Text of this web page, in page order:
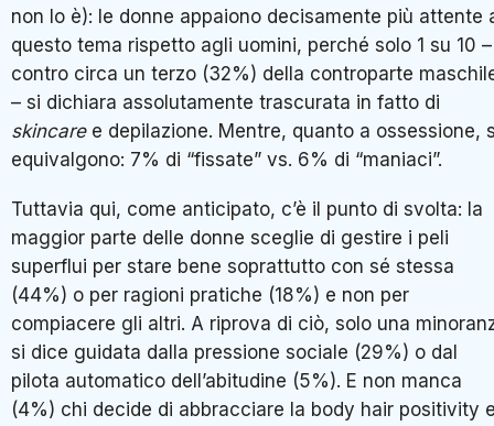
non lo è): le donne appaiono decisamente più attente
questo tema rispetto agli uomini, perché solo 1 su 10 –
contro circa un terzo (32%) della controparte
– si dichiara assolutamente trascurata in fatto di
skincaree depilazione. Mentre, quanto a ossessione,
equivalgono: 7% di “fissate” vs. 6% di “maniaci”.
Tuttavia qui, come anticipato, c’è il punto di svolta: la
maggior parte delle donne sceglie di gestire i peli
superflui per stare bene soprattutto con sé stessa
(44%) o per ragioni pratiche (18%) e non per
compiacere gli altri. A riprova di ciò, solo una
si dice guidata dalla pressione sociale (29%) o dal
pilota automatico dell’abitudine (5%). E non manca
(4%) chi decide di abbracciare la body hair positivity